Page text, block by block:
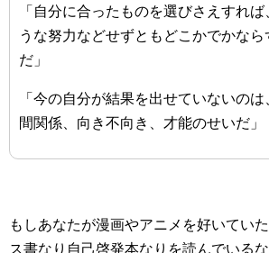
「自分に合ったものを選びさえすれ
うな努力などせずともどこかでかな
だ」
「今の自分が結果を出せていないの
間関係、向き不向き、才能のせいだ」
もしあなたが漫画やアニメを好いてい
ス書なり自己啓発本なりを読んでいる